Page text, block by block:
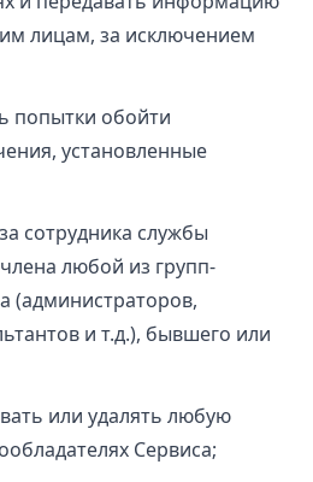
лицам, за исключением
попытки обойти
установленные
сотрудника службы
любой из групп-
(администраторов,
и т.д.), бывшего или
или удалять любую
Сервиса;